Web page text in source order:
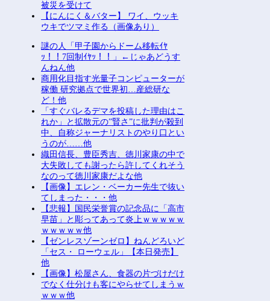
被災を受けて
【にんにく＆バター】 ワイ、ウッキ
ウキでツマミ作る（画像あり）
謎の人「甲子園からドーム移転ｲﾔ
ｯ！！7回制ｲﾔｯ！！」←じゃあどうす
んねん他
商用化目指す光量子コンピューターが
稼働 研究拠点で世界初…産総研な
ど！他
「すぐバレるデマを投稿した理由はこ
れか」と拡散元の”賢さ”に批判が殺到
中、自称ジャーナリストのやり口とい
うのが……他
織田信長、豊臣秀吉、徳川家康の中で
大失敗しても謝ったら許してくれそう
なのって徳川家康だよな他
【画像】エレン・ベーカー先生で抜い
てしまった・・・他
【悲報】国民栄誉賞の記念品に「高市
早苗」と彫ってあって炎上ｗｗｗｗｗ
ｗｗｗｗｗ他
【ゼンレスゾーンゼロ】ねんどろいど
「セス・ ローウェル」【本日発売】
他
【画像】松屋さん、食器の片づけだけ
でなく仕分けも客にやらせてしまうｗ
ｗｗｗ他